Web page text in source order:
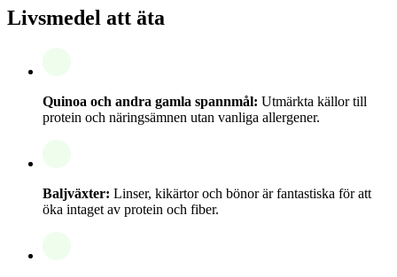
Livsmedel att äta
Quinoa och andra gamla spannmål: Utmärkta källor till
protein och näringsämnen utan vanliga allergener.
Baljväxter: Linser, kikärtor och bönor är fantastiska för att
öka intaget av protein och fiber.